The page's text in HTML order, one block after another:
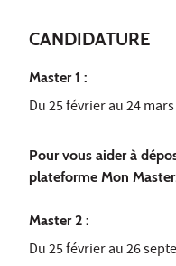
CANDIDATURE
Master 1 :
Du 25 février au 24
Pour vous aider à
plateforme Mon
Master 2 :
Du 25 février au 26